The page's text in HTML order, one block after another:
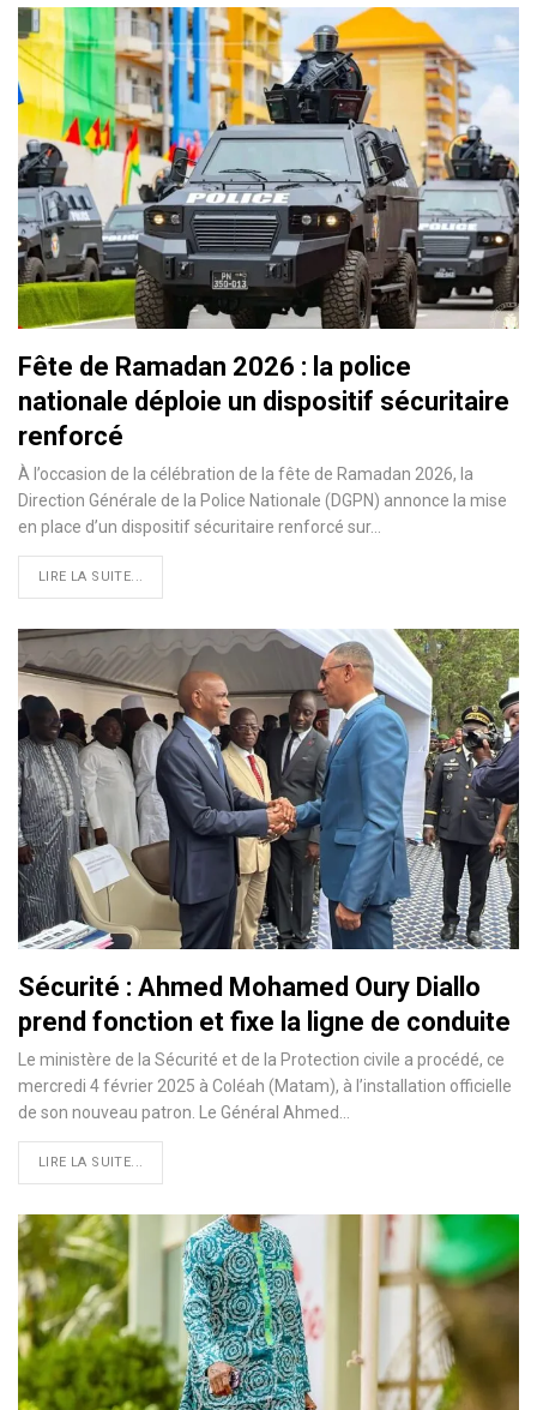
Fête de Ramadan 2026 : la police
nationale déploie un dispositif sécuritaire
renforcé
À l’occasion de la célébration de la fête de Ramadan 2026, la
Direction Générale de la Police Nationale (DGPN) annonce la mise
en place d’un dispositif sécuritaire renforcé sur…
LIRE LA SUITE...
Sécurité : Ahmed Mohamed Oury Diallo
prend fonction et fixe la ligne de conduite
Le ministère de la Sécurité et de la Protection civile a procédé, ce
mercredi 4 février 2025 à Coléah (Matam), à l’installation officielle
de son nouveau patron. Le Général Ahmed…
LIRE LA SUITE...